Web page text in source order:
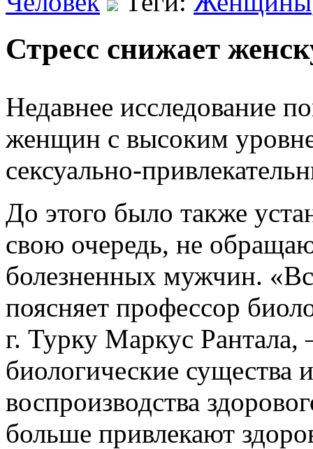
Стресс снижает
Недавнее исследование
женщин с высоким
сексуально-
До этого было также
свою очередь, не
болезненных мужчин.
поясняет профессор
г. Турку Маркус
биологические существа
воспроизводства
больше привлекают